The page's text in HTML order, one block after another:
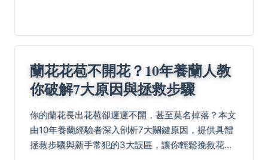
蘭花花苞不開花？10年養蘭人教
你破解7大原因與拯救步驟
你的蘭花長出花苞卻遲遲不開，甚至莫名掉落？本文
由10年養蘭經驗者深入剖析7大關鍵原因，提供具體
拯救步驟與新手常犯的3大誤區，讓你輕鬆挽救花